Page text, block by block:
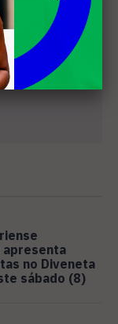
apresenta
no Diveneta
sábado (8)